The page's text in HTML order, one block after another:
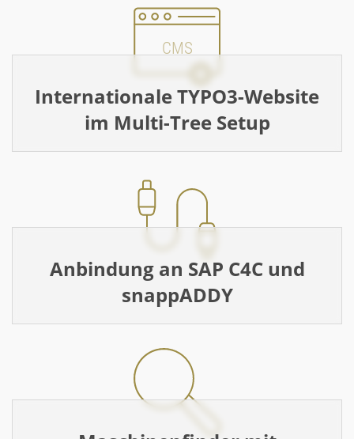
CMS
Internationale TYPO3-Website
im Multi-Tree Setup
Anbindung an SAP C4C und
snappADDY